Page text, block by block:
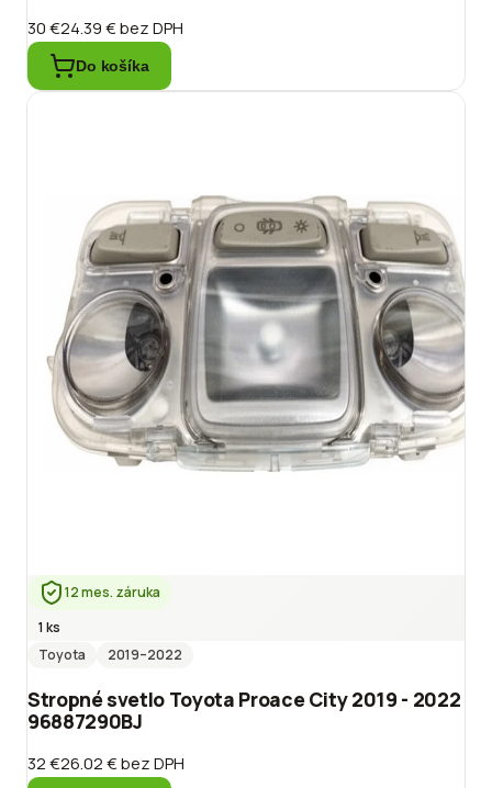
30 €24.39 €bez DPH
Do košíka
12 mes. záruka
1 ks
Toyota
2019–2022
Stropné svetlo Toyota Proace City 2019 - 2022
96887290BJ
32 €26.02 €bez DPH